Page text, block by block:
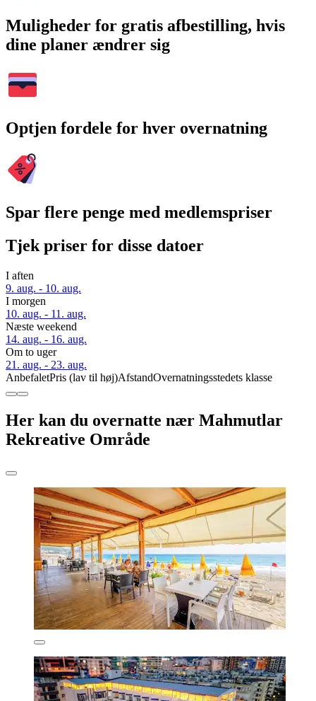
Muligheder for gratis afbestilling, hvis
dine planer ændrer sig
Optjen fordele for hver overnatning
Spar flere penge med medlemspriser
Tjek priser for disse datoer
I aften
9. aug. - 10. aug.
I morgen
10. aug. - 11. aug.
Næste weekend
14. aug. - 16. aug.
Om to uger
21. aug. - 23. aug.
AnbefaletPris (lav til høj)AfstandOvernatningsstedets klasse
Her kan du overnatte nær Mahmutlar
Rekreative Område